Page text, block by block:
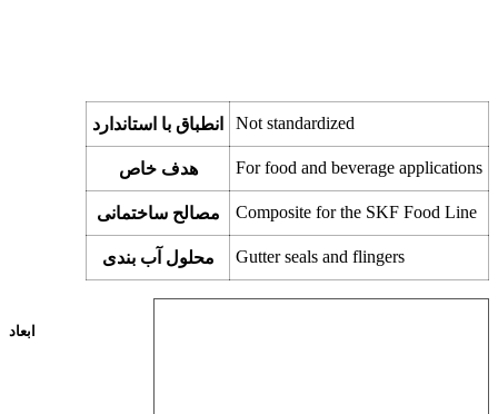
انطباق با استاندارد Not standardized
هدف خاص For food and beverage applications
مصالح ساختمانی Composite for the SKF Food Line
محلول آب بندی Gutter seals and flingers
ابعاد